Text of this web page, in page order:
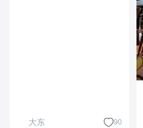
大东 90